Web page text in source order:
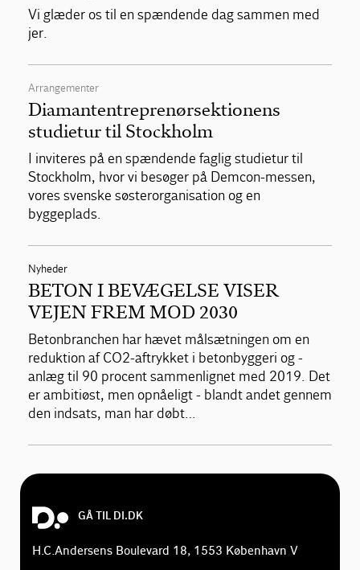
Vi glæder os til en spændende dag sammen med
jer.
Arrangementer
Diamantentreprenørsektionens
studietur til Stockholm
I inviteres på en spændende faglig studietur til
Stockholm, hvor vi besøger på Demcon-messen,
vores svenske søsterorganisation og en
byggeplads.
Nyheder
BETON I BEVÆGELSE VISER
VEJEN FREM MOD 2030
Betonbranchen har hævet målsætningen om en
reduktion af CO2-aftrykket i betonbyggeri og -
anlæg til 90 procent sammenlignet med 2019. Det
er ambitiøst, men opnåeligt - blandt andet gennem
den indsats, man har døbt…
GÅ TIL DI.DK
H.C.Andersens Boulevard 18, 1553 København V